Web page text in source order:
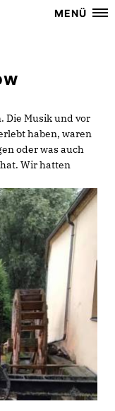
MENÜ
Die Musik und vor
haben, waren
oder was auch
Wir hatten